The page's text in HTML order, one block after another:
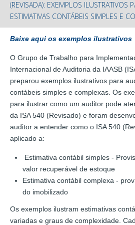
(REVISADA): EXEMPLOS ILUSTRATIVOS
ESTIMATIVAS CONTÁBEIS SIMPLES E
Baixe aqui os exemplos ilustrativos
O Grupo de Trabalho para
Internacional de Auditoria da IAASB
preparou exemplos ilustrativos para
contábeis simples e complexas. Os
para ilustrar como um auditor pode
da ISA 540 (Revisado) e foram
auditor a entender como o ISA 540
aplicado a:
Estimativa contábil simples -
valor recuperável de estoque
Estimativa contábil complexa -
do imobilizado
Os exemplos ilustram estimativas
variadas e graus de complexidade.